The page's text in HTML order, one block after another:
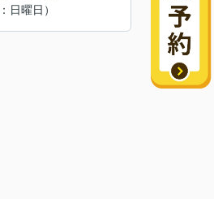
日曜日）